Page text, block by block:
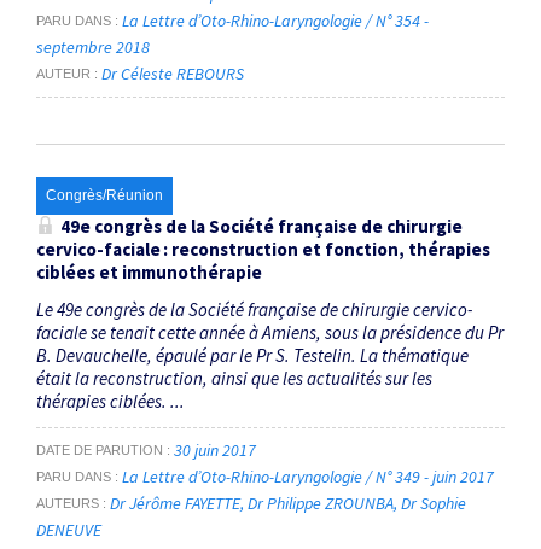
PARU DANS
La Lettre d’Oto-Rhino-Laryngologie / N° 354 -
septembre 2018
AUTEUR Dr Céleste REBOURS
Congrès/Réunion
49e congrès de la Société française de chirurgie
cervico-faciale : reconstruction et fonction, thérapies
ciblées et immunothérapie
Le 49e congrès de la Société française de chirurgie cervico-
faciale se tenait cette année à Amiens, sous la présidence du Pr
B. Devauchelle, épaulé par le Pr S. Testelin. La thématique
était la reconstruction, ainsi que les actualités sur les
thérapies ciblées. ...
DATE DE PARUTION 30 juin 2017
PARU DANS La Lettre d’Oto-Rhino-Laryngologie / N° 349 - juin 2017
AUTEURS Dr Jérôme FAYETTE Dr Philippe ZROUNBA Dr Sophie
DENEUVE